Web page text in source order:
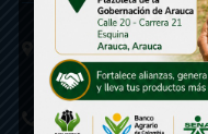
Calle 20 - Carrera 21
Código postal 810001
Linea de Servicio a la